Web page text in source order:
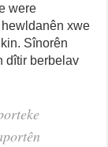
were
xwe
Sînorên
dîtir berbelav